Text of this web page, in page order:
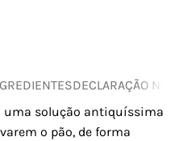
DECLARAÇÃO
uma solução antiquíssima
o pão, de forma